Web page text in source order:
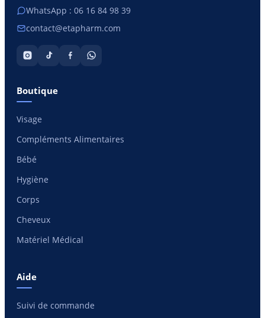
WhatsApp : 06 16 84 98 39
contact@etapharm.com
Boutique
Visage
Compléments Alimentaires
Bébé
Hygiène
Corps
Cheveux
Matériel Médical
Aide
Suivi de commande